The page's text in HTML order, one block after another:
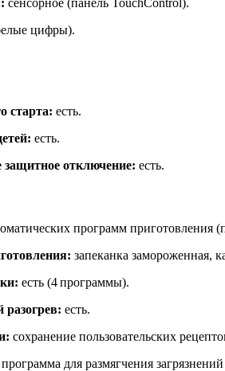
сенсорное (панель TouchControl).
цифры).
старта: есть.
есть.
защитное отключение: есть.
программ приготовления
запеканка замороженная,
есть (4 программы).
разогрев: есть.
сохранение пользовательских
программа для размягчения